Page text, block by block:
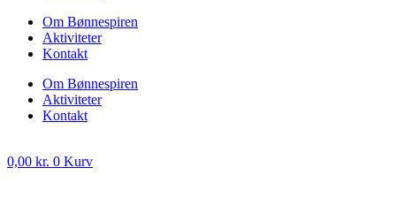
Om Bønnespiren
Aktiviteter
Kontakt
Om Bønnespiren
Aktiviteter
Kontakt
0,00 kr. 0 Kurv